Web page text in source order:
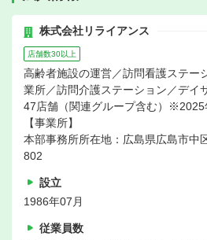
株式会社リライアンス
店舗数30以上
高齢者施設の運営／訪問看護ステー
業所／訪問介護ステーション／デイ
47店舗（関連グループ含む）※2025
【事業所】
本部事務所所在地：広島県広島市中
802
設立
1986年07月
従業員数